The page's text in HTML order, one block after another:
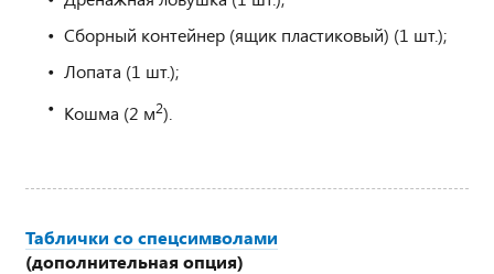
Сборный контейнер (ящик пластиковый) (1 шт.);
Лопата (1 шт.);
Кошма (2 м2).
Таблички со спецсимволами
(дополнительная опция)